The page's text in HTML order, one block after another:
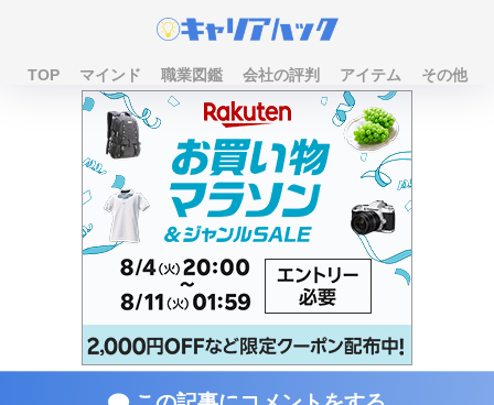
TOP マインド 職業図鑑 会社の評判 アイテム その他